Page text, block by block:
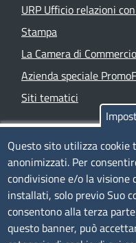
URP Ufficio relazioni
Stampa
La Camera di
Azienda speciale
Siti tematici
TRASPARENZA
Albo Online
Amministrazione
Bandi e concorsi
Segnalazioni
Questo sito utilizza cookie
anonimizzati. Per
condivisione e/o la visione
installati, solo previo Suo
consentono alla terza
questo banner, può